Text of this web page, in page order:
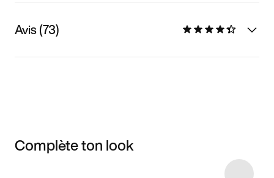
Avis (73)
Complète ton look